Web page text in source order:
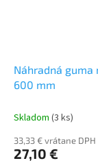
Náhradná guma
600 mm
Skladom (3 ks)
33,33 € vrátane DPH
27,10 €